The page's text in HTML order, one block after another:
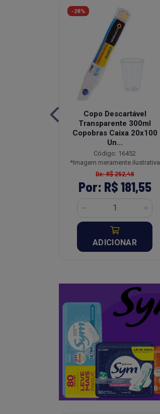
-28%
Copo Descartável
Transparente 300ml
Copobras Caixa 20x100
Un...
Código: 16452
*Imagem meramente ilustrativa
De: R$ 252,46
Por: R$ 181,55
ADICIONAR